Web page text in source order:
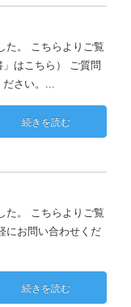
た。 こちらよりご覧
はこちら） ご質問
ださい。...
続きを読む
た。 こちらよりご覧
にお問い合わせくだ
続きを読む